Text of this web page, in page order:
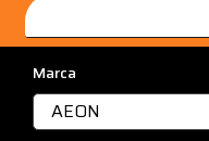
Marca
AEON